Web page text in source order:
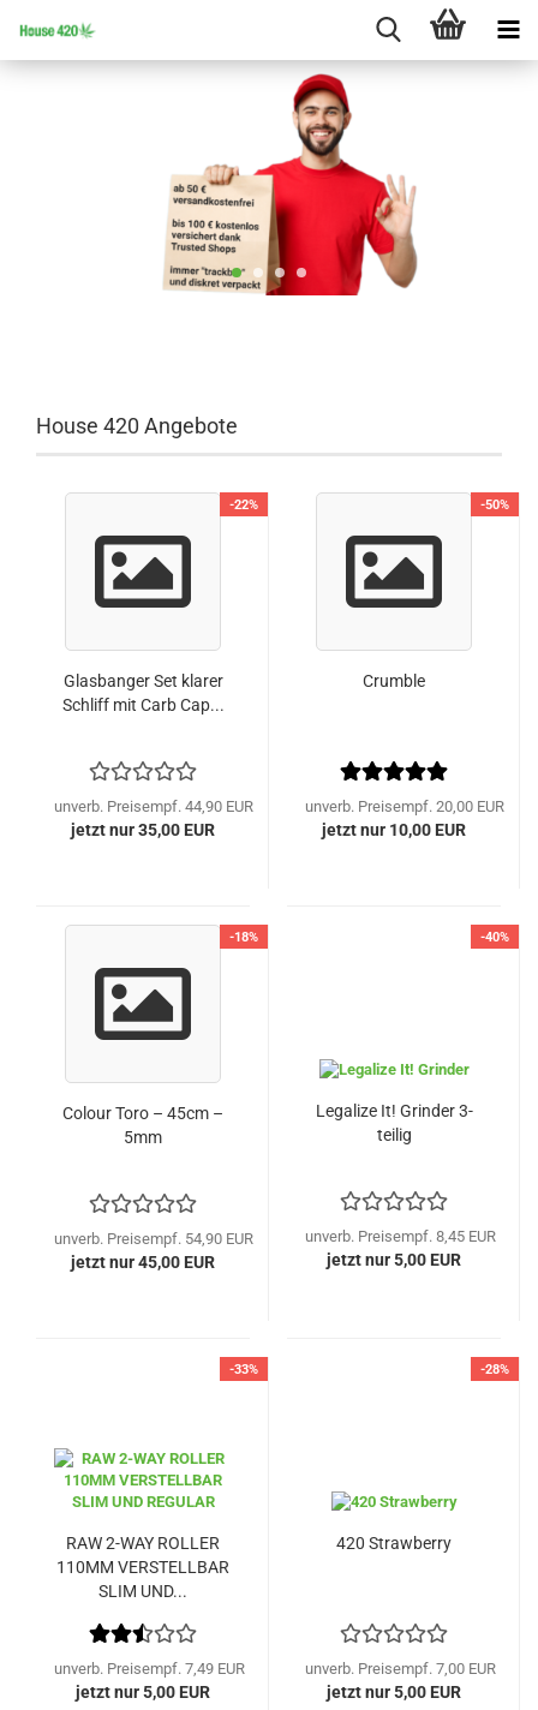
House 420 Angebote
-22%
Glasbanger Set klarer
Schliff mit Carb Cap...
unverb. Preisempf. 44,90 EUR
jetzt nur 35,00 EUR
-50%
Crumble
unverb. Preisempf. 20,00 EUR
jetzt nur 10,00 EUR
-18%
Colour Toro – 45cm –
5mm
unverb. Preisempf. 54,90 EUR
jetzt nur 45,00 EUR
-40%
Legalize It! Grinder 3-
teilig
unverb. Preisempf. 8,45 EUR
jetzt nur 5,00 EUR
-33%
RAW 2-WAY ROLLER
110MM VERSTELLBAR
SLIM UND...
unverb. Preisempf. 7,49 EUR
jetzt nur 5,00 EUR
-28%
420 Strawberry
unverb. Preisempf. 7,00 EUR
jetzt nur 5,00 EUR